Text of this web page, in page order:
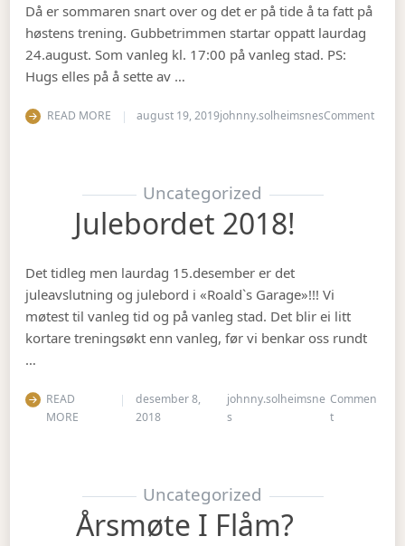
Då er sommaren snart over og det er på tide å ta fatt på
høstens trening. Gubbetrimmen startar oppatt laurdag
24.august. Som vanleg kl. 17:00 på vanleg stad. PS:
Hugs elles på å sette av …
READ MORE august 19, 2019johnny.solheimsnesCommenton
Uncategorized
Julebordet 2018!
Det tidleg men laurdag 15.desember er det
juleavslutning og julebord i «Roald`s Garage»!!! Vi
møtest til vanleg tid og på vanleg stad. Det blir ei litt
kortare treningsøkt enn vanleg, før vi benkar oss rundt
…
READ
MORE
desember 8,
2018
johnny.solheimsne
s
Commen
ton Julebordet
Uncategorized
Årsmøte I Flåm?